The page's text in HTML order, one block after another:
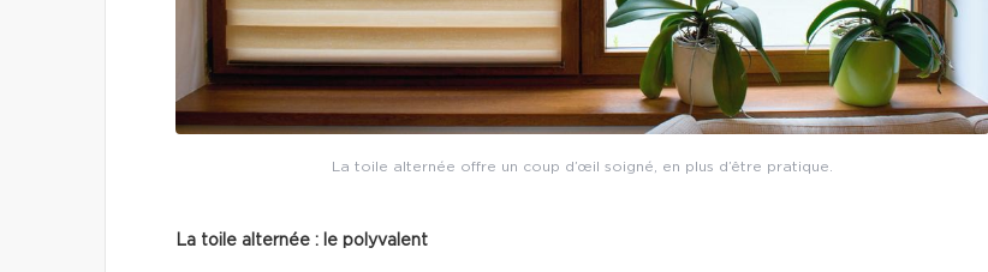
La toile alternée offre un coup d’œil soigné, en plus d’être pratique.
La toile alternée : le polyvalent